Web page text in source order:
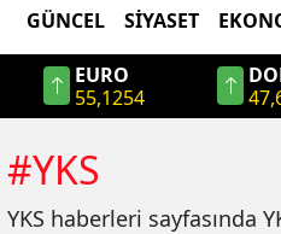
GÜNCEL SIYASET
EURO
55,1254
#YKS
YKS haberleri sayfasında